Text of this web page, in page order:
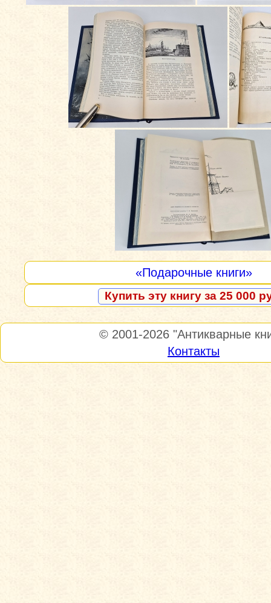
«Подарочные книги»
Купить эту книгу за 25 000
© 2001-2026 "Антикварные
Контакты